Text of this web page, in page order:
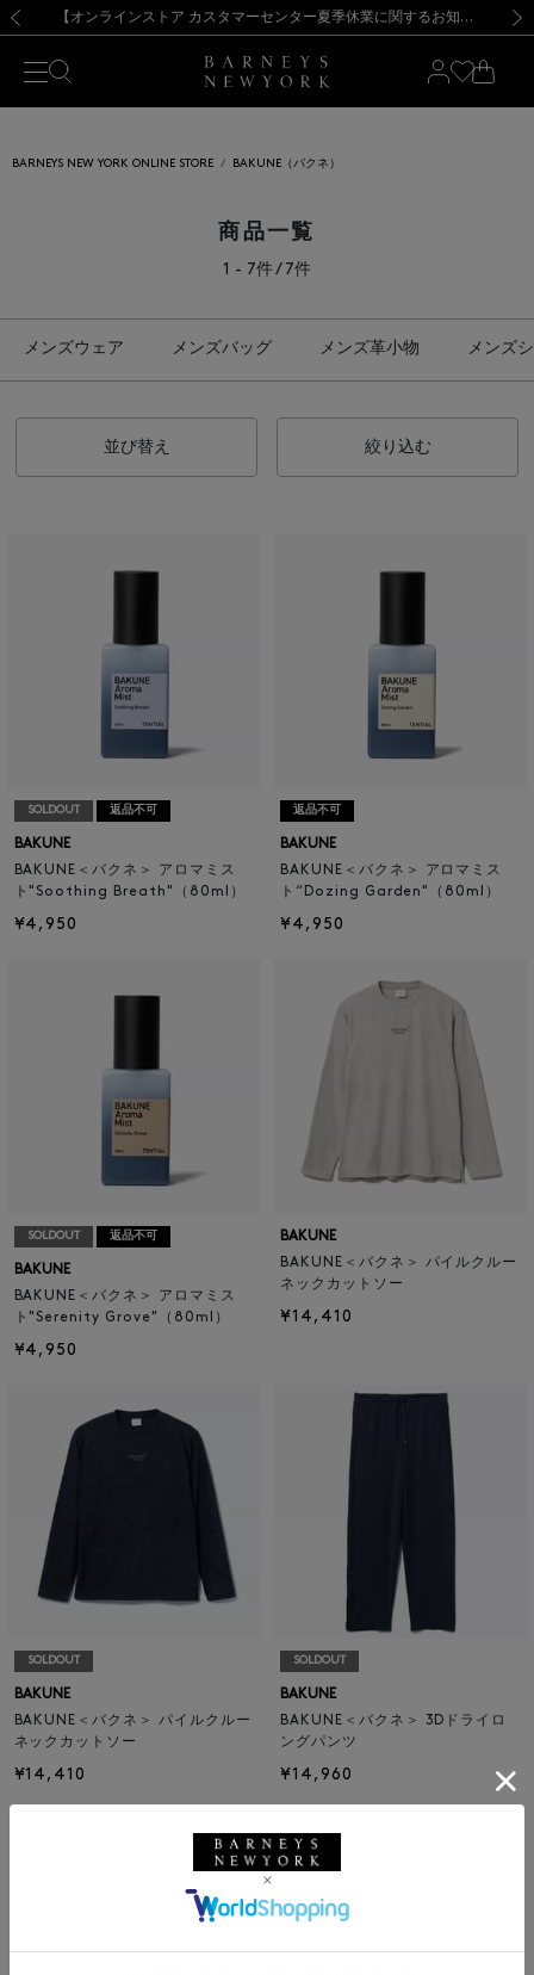
新規登録のお客様も対象！＜MY BARNEYS＞会員のお客様は11,000円（税込）以上のお買上げで常時送料無料！お買い物の際は会員登録を！
【夏季休業に伴う出荷一時停止のお知らせ】(2026.8.7) 【オンラインストア カスタマーセンター夏季休業に関するお知らせ】（2026.8.7）
【夏季休業に伴う返品・交換承り一時停止のお知らせ】（2026.8.5）
熊本県を中心とした地震の影響によるお荷物のお届けについて
【開催中】SUMMER SALEのご案内・ご注意事項 新規登録のお客様も対象！＜MY BARNEYS＞会員のお客様は11,000円（税込）以上のお買上げで常時送料無料！お買い物の際は会員登録を！
【夏季休業に伴う出荷一時停止のお知らせ】(2026.8.7)
BARNEYS NEW YORK ONLINE STORE BAKUNE（バクネ）
商品一覧
1 - 7件 / 7件
メンズウェア メンズバッグ メンズ革小物 メンズ
並び替え 絞り込む
SOLDOUT 返品不可
BAKUNE
BAKUNE＜バクネ＞ アロマミス
ト"Soothing Breath"（80ml）
¥4,950
返品不可
BAKUNE
BAKUNE＜バクネ＞ アロマミス
ト“Dozing Garden"（80ml）
¥4,950
SOLDOUT 返品不可
BAKUNE
BAKUNE＜バクネ＞ アロマミス
ト"Serenity Grove"（80ml）
¥4,950
BAKUNE
BAKUNE＜バクネ＞ パイルクルー
ネックカットソー
¥14,410
SOLDOUT
BAKUNE
BAKUNE＜バクネ＞ パイルクルー
ネックカットソー
¥14,410
SOLDOUT
BAKUNE
BAKUNE＜バクネ＞ 3Dドライロ
ングパンツ
¥14,960